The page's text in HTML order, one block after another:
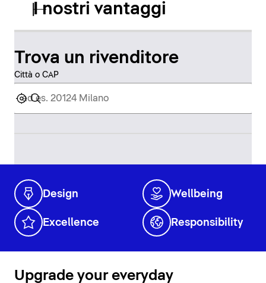
I nostri vantaggi
Trova un rivenditore
Città o CAP
Design Wellbeing
Excellence Responsibility
Upgrade your everyday